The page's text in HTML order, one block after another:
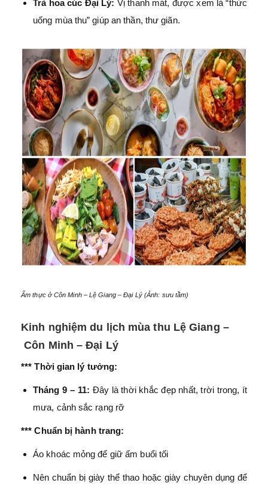
Trà hoa cúc Đại Lý: Vị thanh mát, được xem là “thức
uống mùa thu” giúp an thần, thư giãn.
Ẩm thực ở Côn Minh – Lệ Giang – Đại Lý (Ảnh: sưu tầm)
Kinh nghiệm du lịch mùa thu Lệ Giang –
Côn Minh – Đại Lý
*** Thời gian lý tưởng:
Tháng 9 – 11: Đây là thời khắc đẹp nhất, trời trong, ít
mưa, cảnh sắc rạng rỡ
*** Chuẩn bị hành trang:
Áo khoác mỏng để giữ ấm buổi tối
Nên chuẩn bị giày thể thao hoặc giày chuyên dụng để